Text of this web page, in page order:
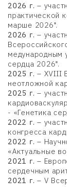
2026 г. –
практической
марше 2026".
2026 г. –
медународным
сердца 2026".
2025 г. – XVIII
неотложной
2025 г. –
- «Генетика
2022 г. –
конгресса
2022 г. –
«Актуальные
2021 г. –
сердечным
2021 г. – V